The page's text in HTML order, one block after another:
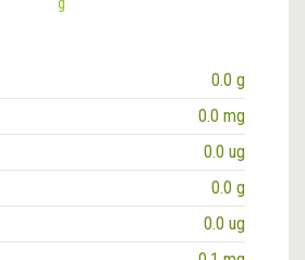
g
0.0 g
0.0 mg
0.0 ug
0.0 g
0.0 ug